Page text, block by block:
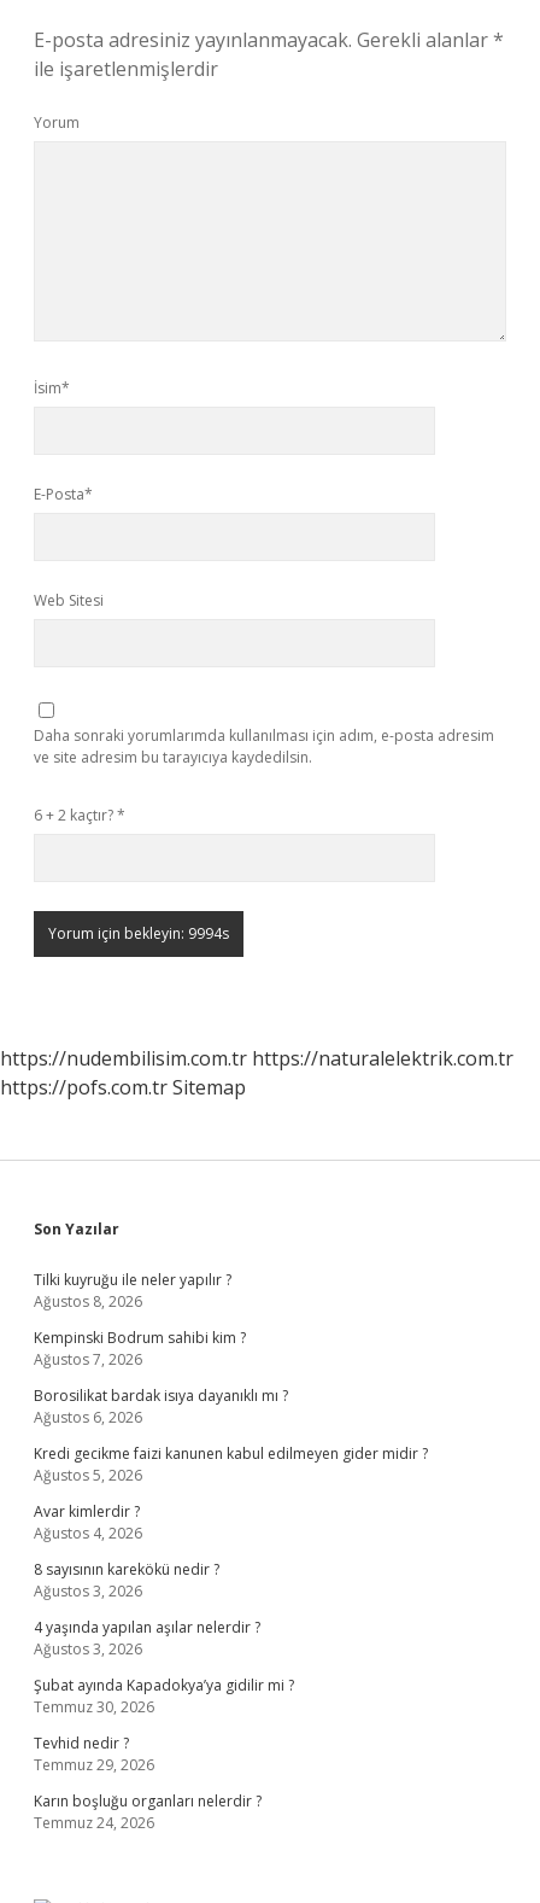
E-posta adresiniz yayınlanmayacak. Gerekli alanlar*
ile işaretlenmişlerdir
Yorum
İsim*
E-Posta*
Web Sitesi
Daha sonraki yorumlarımda kullanılması için adım, e-posta adresim
ve site adresim bu tarayıcıya kaydedilsin.
6 + 2 kaçtır?*
https://nudembilisim.com.tr https://naturalelektrik.com.tr
https://pofs.com.trSitemap
Sidebar
Son Yazılar
Tilki kuyruğu ile neler yapılır ?
Ağustos 8, 2026
Kempinski Bodrum sahibi kim ?
Ağustos 7, 2026
Borosilikat bardak isıya dayanıklı mı ?
Ağustos 6, 2026
Kredi gecikme faizi kanunen kabul edilmeyen gider midir ?
Ağustos 5, 2026
Avar kimlerdir ?
Ağustos 4, 2026
8 sayısının karekökü nedir ?
Ağustos 3, 2026
4 yaşında yapılan aşılar nelerdir ?
Ağustos 3, 2026
Şubat ayında Kapadokya’ya gidilir mi ?
Temmuz 30, 2026
Tevhid nedir ?
Temmuz 29, 2026
Karın boşluğu organları nelerdir ?
Temmuz 24, 2026